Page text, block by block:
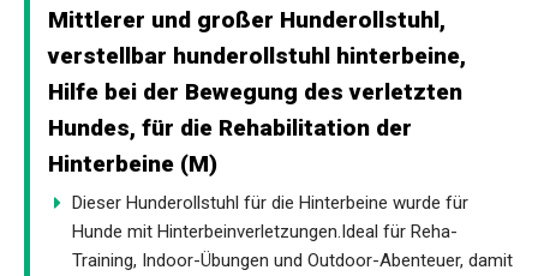
Mittlerer und großer Hunderollstuhl,
verstellbar hunderollstuhl hinterbeine,
Hilfe bei der Bewegung des verletzten
Hundes, für die Rehabilitation der
Hinterbeine (M)
Dieser Hunderollstuhl für die Hinterbeine wurde für
Hunde mit Hinterbeinverletzungen.Ideal für Reha-
Training, Indoor-Übungen und Outdoor-Abenteuer, damit